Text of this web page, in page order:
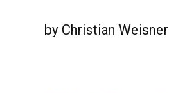
by Christian Weisner